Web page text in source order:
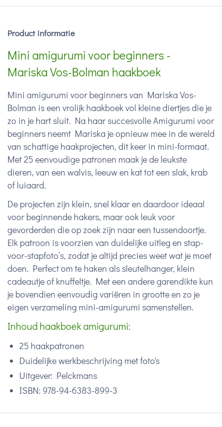
Product informatie
Mini amigurumi voor beginners -
Mariska Vos-Bolman haakboek
Mini amigurumi voor beginners van Mariska Vos-
Bolman is een vrolijk haakboek vol kleine diertjes die je
zo in je hart sluit. Na haar succesvolle Amigurumi voor
beginners neemt Mariska je opnieuw mee in de wereld
van schattige haakprojecten, dit keer in mini-formaat.
Met 25 eenvoudige patronen maak je de leukste
dieren, van een walvis, leeuw en kat tot een slak, krab
of luiaard.
De projecten zijn klein, snel klaar en daardoor ideaal
voor beginnende hakers, maar ook leuk voor
gevorderden die op zoek zijn naar een tussendoortje.
Elk patroon is voorzien van duidelijke uitleg en stap-
voor-stapfoto’s, zodat je altijd precies weet wat je moet
doen. Perfect om te haken als sleutelhanger, klein
cadeautje of knuffeltje. Met een andere garendikte kun
je bovendien eenvoudig variëren in grootte en zo je
eigen verzameling mini-amigurumi samenstellen.
Inhoud haakboek amigurumi:
25 haakpatronen
Duidelijke werkbeschrijving met foto's
Uitgever: Pelckmans
ISBN: 978-94-6383-899-3